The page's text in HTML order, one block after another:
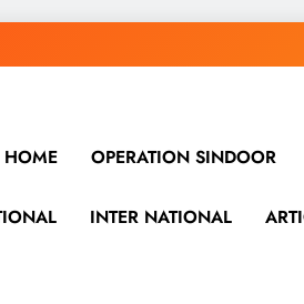
HOME OPERATION SINDOOR
INTER NATIONAL